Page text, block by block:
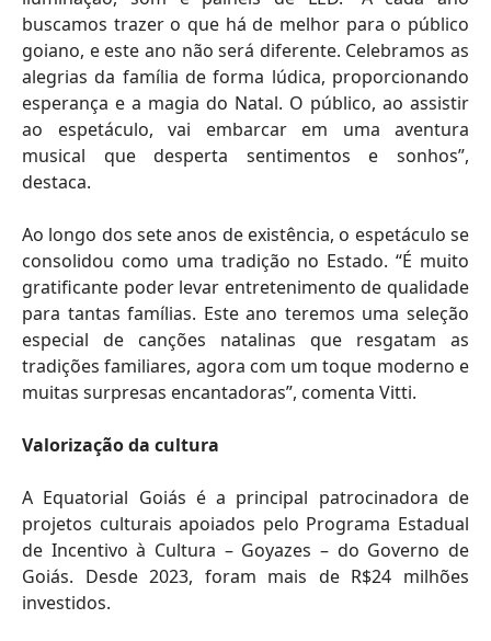
buscamos trazer o que há de melhor para o público
goiano, e este ano não será diferente. Celebramos as
alegrias da família de forma lúdica, proporcionando
esperança e a magia do Natal. O público, ao assistir
ao espetáculo, vai embarcar em uma aventura
musical que desperta sentimentos e sonhos”,
destaca.
Ao longo dos sete anos de existência, o espetáculo se
consolidou como uma tradição no Estado. “É muito
gratificante poder levar entretenimento de qualidade
para tantas famílias. Este ano teremos uma seleção
especial de canções natalinas que resgatam as
tradições familiares, agora com um toque moderno e
muitas surpresas encantadoras”, comenta Vitti.
Valorização da cultura
A Equatorial Goiás é a principal patrocinadora de
projetos culturais apoiados pelo Programa Estadual
de Incentivo à Cultura – Goyazes – do Governo de
Goiás. Desde 2023, foram mais de R$24 milhões
investidos.